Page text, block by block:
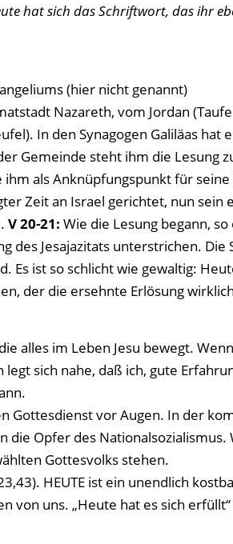
hat sich das Schriftwort, das ihr
(hier nicht genannt)
Nazareth, vom Jordan
In den Synagogen Galiläas hat
Gemeinde steht ihm die Lesung
ihm als Anknüpfungspunkt für
Zeit an Israel gerichtet, nun sein
V 20-21: Wie die Lesung begann,
des Jesajazitats unterstrichen. Die
Es ist so schlicht wie gewaltig:
der die ersehnte Erlösung
alles im Leben Jesu bewegt.
sich nahe, daß ich, gute
Gottesdienst vor Augen. In der
die Opfer des Nationalsozialismus.
Gottesvolks stehen.
HEUTE ist ein unendlich
von uns. „Heute hat es sich